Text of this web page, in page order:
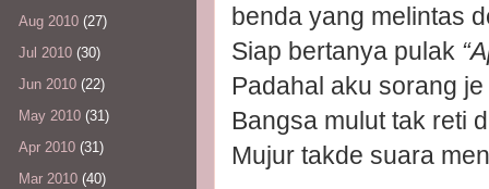
benda yang melintas
Siap bertanya pulak
Padahal aku sorang
Bangsa mulut tak reti
Mujur takde suara
Aug 2010 (27)
Jul 2010 (30)
Jun 2010 (22)
May 2010 (31)
Apr 2010 (31)
Mar 2010 (40)